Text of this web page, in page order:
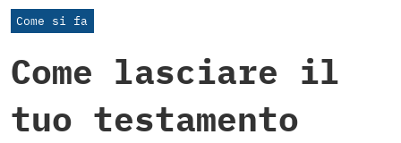
Come si fa
Come lasciare il
tuo testamento